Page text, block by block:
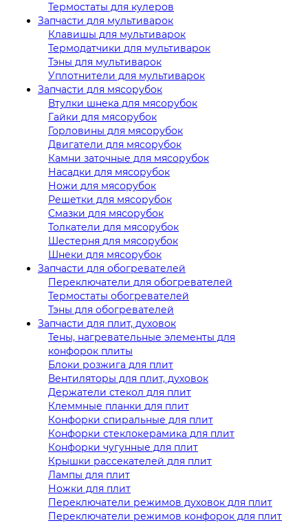
Термостаты для кулеров
Запчасти для мультиварок
Клавишы для мультиварок
Термодатчики для мультиварок
Тэны для мультиварок
Уплотнители для мультиварок
Запчасти для мясорубок
Втулки шнека для мясорубок
Гайки для мясорубок
Горловины для мясорубок
Двигатели для мясорубок
Камни заточные для мясорубок
Насадки для мясорубок
Ножи для мясорубок
Решетки для мясорубок
Смазки для мясорубок
Толкатели для мясорубок
Шестерня для мясорубок
Шнеки для мясорубок
Запчасти для обогревателей
Переключатели для обогревателей
Термостаты обогревателей
Тэны для обогревателей
Запчасти для плит, духовок
Тены, нагревательные элементы для
конфорок плиты
Блоки розжига для плит
Вентиляторы для плит, духовок
Держатели стекол для плит
Клеммные планки для плит
Конфорки спиральные для плит
Конфорки стеклокерамика для плит
Конфорки чугунные для плит
Крышки рассекателей для плит
Лампы для плит
Ножки для плит
Переключатели режимов духовок для плит
Переключатели режимов конфорок для плит